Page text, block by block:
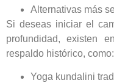
Alternativas más
Si deseas iniciar el
profundidad, existen
respaldo histórico, como:
Yoga kundalini